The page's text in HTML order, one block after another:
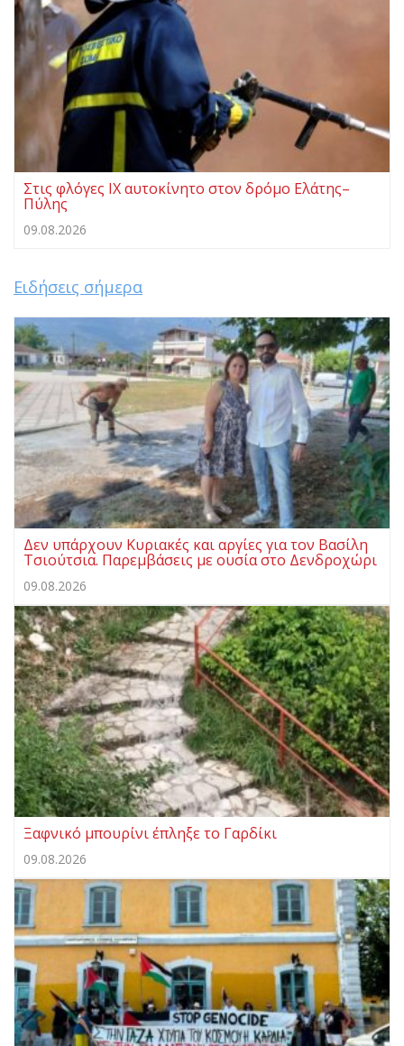
Στις φλόγες ΙΧ αυτοκίνητο στον δρόμο Ελάτης–
Πύλης
09.08.2026
Ειδήσεις σήμερα
Δεν υπάρχουν Κυριακές και αργίες για τον Βασίλη
Τσιούτσια. Παρεμβάσεις με ουσία στο Δενδροχώρι
09.08.2026
Ξαφνικό μπουρίνι έπληξε το Γαρδίκι
09.08.2026